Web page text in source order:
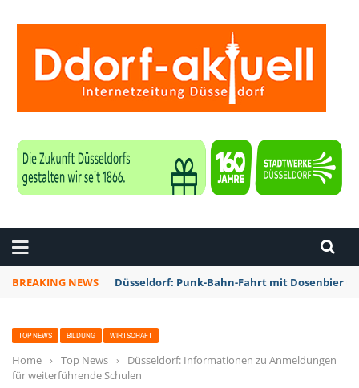
BREAKING NEWS Düsseldorf: Punk-Bahn-Fahrt mit Dosenbier
TOP NEWS BILDUNG WIRTSCHAFT
Home › Top News ›
Düsseldorf: Informationen zu Anmeldungen
für weiterführende Schulen